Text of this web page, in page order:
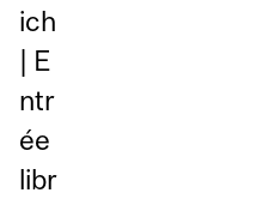
ich
| E
ntr
ée
libr